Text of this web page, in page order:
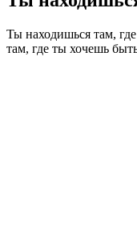
Ты находишься там,
там, где ты хочешь